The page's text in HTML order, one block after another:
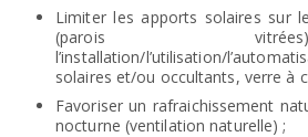
Limiter les apports solaires sur
(parois
l’installation/l’utilisation/
solaires et/ou occultants, verre à
Favoriser un rafraichissement
nocturne (ventilation naturelle) ;